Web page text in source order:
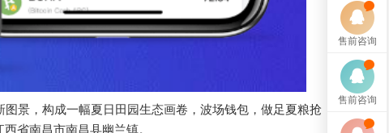
景，构成一幅夏日田园生态画卷，波场钱包，做足夏粮抢
省南昌市南昌县幽兰镇。
售前咨询
售前咨询